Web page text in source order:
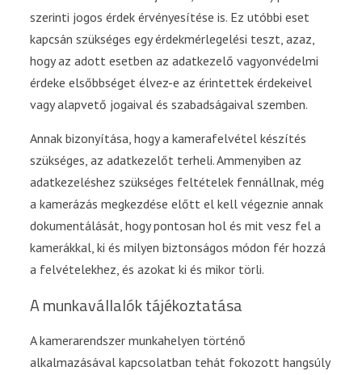
szerinti jogos érdek érvényesítése is. Ez utóbbi eset
kapcsán szükséges egy érdekmérlegelési teszt, azaz,
hogy az adott esetben az adatkezelő vagyonvédelmi
érdeke elsőbbséget élvez-e az érintettek érdekeivel
vagy alapvető jogaival és szabadságaival szemben.
Annak bizonyítása, hogy a kamerafelvétel készítés
szükséges, az adatkezelőt terheli. Ammenyiben az
adatkezeléshez szükséges feltételek fennállnak, még
a kamerázás megkezdése előtt el kell végeznie annak
dokumentálását, hogy pontosan hol és mit vesz fel a
kamerákkal, ki és milyen biztonságos módon fér hozzá
a felvételekhez, és azokat ki és mikor törli.
A munkavállalók tájékoztatása
A kamerarendszer munkahelyen történő
alkalmazásával kapcsolatban tehát fokozott hangsúly